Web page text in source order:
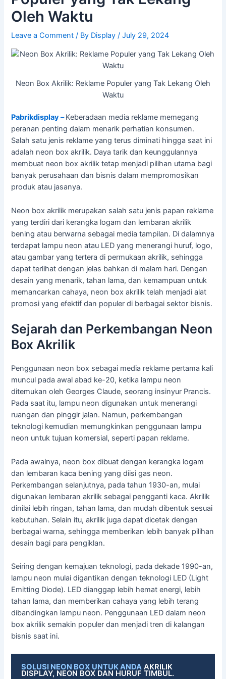
Oleh Waktu
Leave a Comment / By Display/July 29, 2024
Neon Box Akrilik: Reklame Populer yang Tak Lekang Oleh
Waktu
Pabrikdisplay –Keberadaan media reklame memegang
peranan penting dalam menarik perhatian konsumen.
Salah satu jenis reklame yang terus diminati hingga saat ini
adalah neon box akrilik. Daya tarik dan keunggulannya
membuat neon box akrilik tetap menjadi pilihan utama bagi
banyak perusahaan dan bisnis dalam mempromosikan
produk atau jasanya.
Neon box akrilik merupakan salah satu jenis papan reklame
yang terdiri dari kerangka logam dan lembaran akrilik
bening atau berwarna sebagai media tampilan. Di dalamnya
terdapat lampu neon atau LED yang menerangi huruf, logo,
atau gambar yang tertera di permukaan akrilik, sehingga
dapat terlihat dengan jelas bahkan di malam hari. Dengan
desain yang menarik, tahan lama, dan kemampuan untuk
memancarkan cahaya, neon box akrilik telah menjadi alat
promosi yang efektif dan populer di berbagai sektor bisnis.
Sejarah dan Perkembangan Neon
Box Akrilik
Penggunaan neon box sebagai media reklame pertama kali
muncul pada awal abad ke-20, ketika lampu neon
ditemukan oleh Georges Claude, seorang insinyur Prancis.
Pada saat itu, lampu neon digunakan untuk menerangi
ruangan dan pinggir jalan. Namun, perkembangan
teknologi kemudian memungkinkan penggunaan lampu
neon untuk tujuan komersial, seperti papan reklame.
Pada awalnya, neon box dibuat dengan kerangka logam
dan lembaran kaca bening yang diisi gas neon.
Perkembangan selanjutnya, pada tahun 1930-an, mulai
digunakan lembaran akrilik sebagai pengganti kaca. Akrilik
dinilai lebih ringan, tahan lama, dan mudah dibentuk sesuai
kebutuhan. Selain itu, akrilik juga dapat dicetak dengan
berbagai warna, sehingga memberikan lebih banyak pilihan
desain bagi para pengiklan.
Seiring dengan kemajuan teknologi, pada dekade 1990-an,
lampu neon mulai digantikan dengan teknologi LED (Light
Emitting Diode). LED dianggap lebih hemat energi, lebih
tahan lama, dan memberikan cahaya yang lebih terang
dibandingkan lampu neon. Penggunaan LED dalam neon
box akrilik semakin populer dan menjadi tren di kalangan
bisnis saat ini.
SOLUSI NEON BOX UNTUK ANDA AKRILIK
DISPLAY, NEON BOX DAN HURUF TIMBUL.